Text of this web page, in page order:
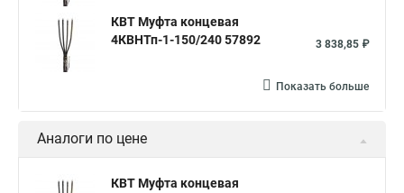
КВТ Муфта концевая
4КВНТп-1-150/240 57892
3 838,85 ₽
Показать больше
Аналоги по цене
КВТ Муфта концевая